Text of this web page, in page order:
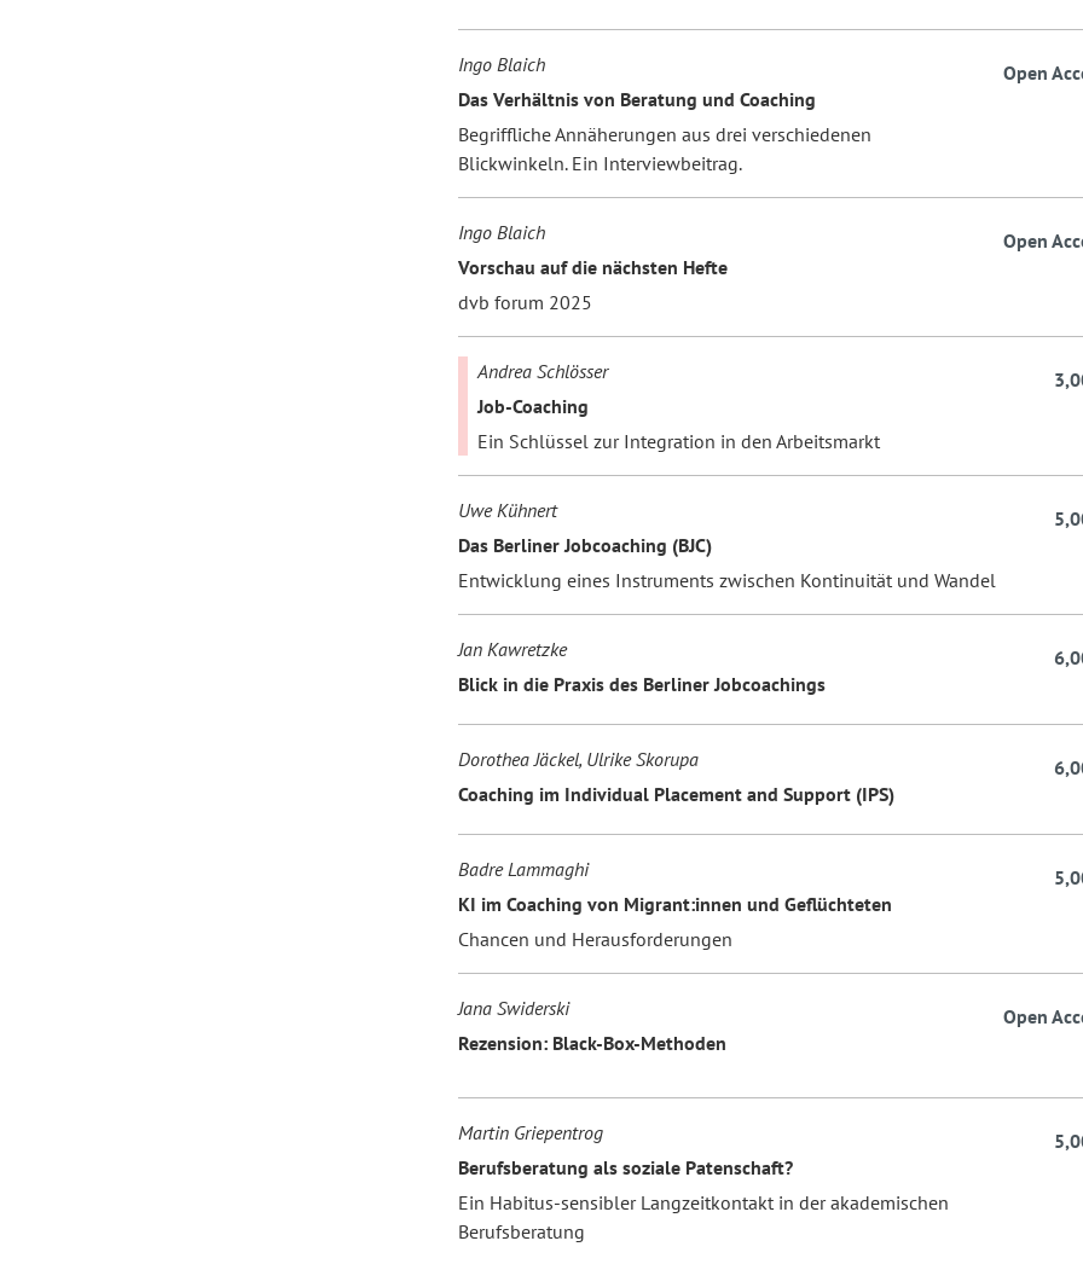
Ingo Blaich
Das Verhältnis von Beratung und Coaching
Begriffliche Annäherungen aus drei verschiedenen
Blickwinkeln. Ein Interviewbeitrag.
Open
Ingo Blaich
Vorschau auf die nächsten Hefte
dvb forum 2025
Open
Andrea Schlösser
Job-Coaching
Ein Schlüssel zur Integration in den Arbeitsmarkt
Uwe Kühnert
Das Berliner Jobcoaching (BJC)
Entwicklung eines Instruments zwischen Kontinuität und Wandel
Jan Kawretzke
Blick in die Praxis des Berliner Jobcoachings
Dorothea Jäckel, Ulrike Skorupa
Coaching im Individual Placement and Support (IPS)
Badre Lammaghi
KI im Coaching von Migrant:innen und Geflüchteten
Chancen und Herausforderungen
Jana Swiderski
Rezension: Black-Box-Methoden
Open
Martin Griepentrog
Berufsberatung als soziale Patenschaft?
Ein Habitus-sensibler Langzeitkontakt in der akademischen
Berufsberatung